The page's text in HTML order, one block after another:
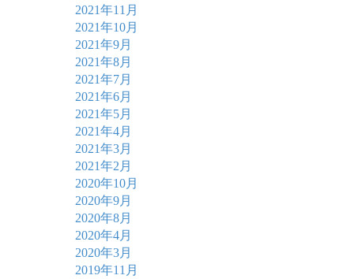
2021年11月
2021年10月
2021年9月
2021年8月
2021年7月
2021年6月
2021年5月
2021年4月
2021年3月
2021年2月
2020年10月
2020年9月
2020年8月
2020年4月
2020年3月
2019年11月